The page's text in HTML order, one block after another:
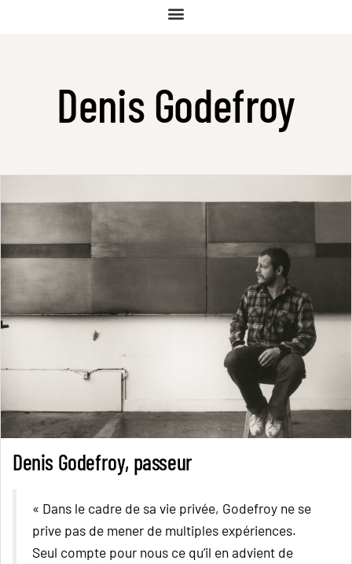
Denis Godefroy
Denis Godefroy, passeur
« Dans le cadre de sa vie privée, Godefroy ne se
prive pas de mener de multiples expériences.
Seul compte pour nous ce qu’il en advient de